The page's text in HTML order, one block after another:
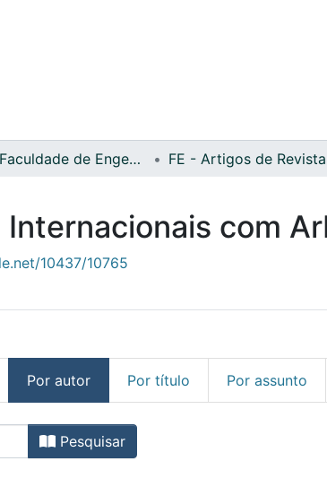
FE - Faculdade de Engenharia
com
10437/10765
Por autor Por título Por assunto
Revistas
Pesquisar